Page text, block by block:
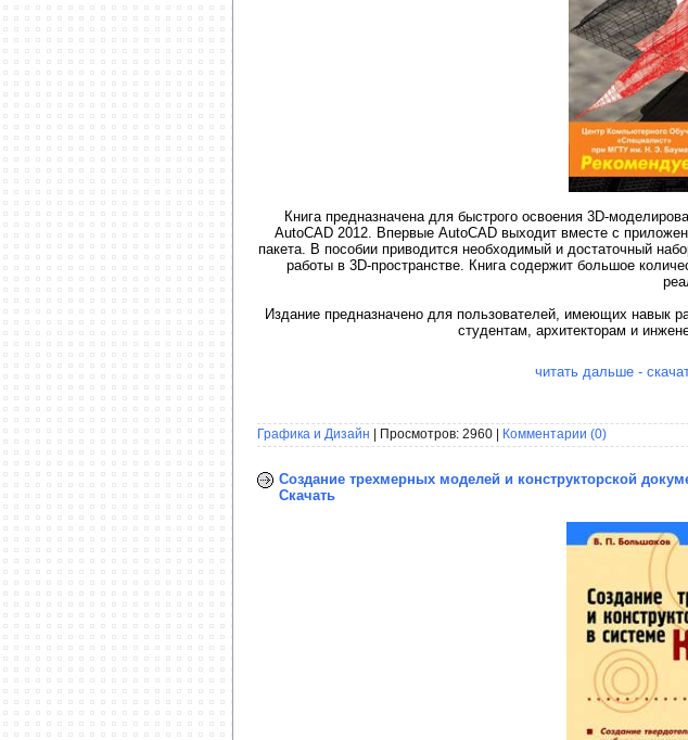
Книга предназначена для быстрого освоения 3D-
AutoCAD 2012. Впервые AutoCAD выходит вместе с
пакета. В пособии приводится необходимый и достаточный
работы в 3D-пространстве. Книга содержит большое
Издание предназначено для пользователей, имеющих навык
студентам, архитекторам и
читать дальше -
Графика и Дизайн | Просмотров: 2960 | Комментарии (0)
Создание трехмерных моделей и конструкторской
Скачать